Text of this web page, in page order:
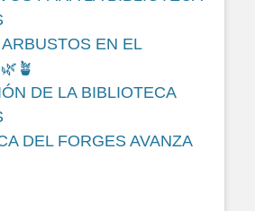
EN EL
DE LA BIBLIOTECA
DEL FORGES AVANZA